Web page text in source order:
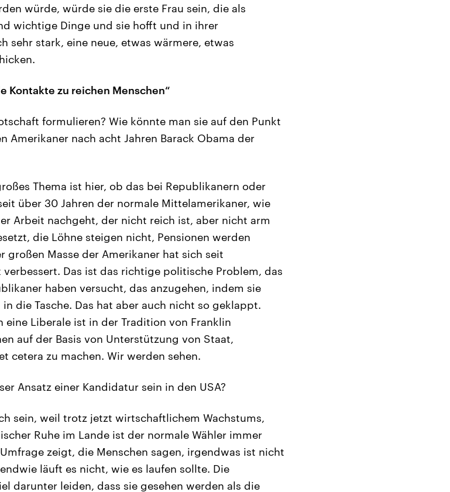
würde, würde sie die erste Frau sein, die als
wichtige Dinge und sie hofft und in ihrer
sehr stark, eine neue, etwas wärmere, etwas
Kontakte zu reichen Menschen“
formulieren? Wie könnte man sie auf den Punkt
Amerikaner nach acht Jahren Barack Obama der
Thema ist hier, ob das bei Republikanern oder
über 30 Jahren der normale Mittelamerikaner, wie
Arbeit nachgeht, der nicht reich ist, aber nicht arm
die Löhne steigen nicht, Pensionen werden
großen Masse der Amerikaner hat sich seit
Das ist das richtige politische Problem, das
haben versucht, das anzugehen, indem sie
die Tasche. Das hat aber auch nicht so geklappt.
Liberale ist in der Tradition von Franklin
auf der Basis von Unterstützung von Staat,
cetera zu machen. Wir werden sehen.
Ansatz einer Kandidatur sein in den USA?
sein, weil trotz jetzt wirtschaftlichem Wachstums,
Ruhe im Lande ist der normale Wähler immer
zeigt, die Menschen sagen, irgendwas ist nicht
läuft es nicht, wie es laufen sollte. Die
darunter leiden, dass sie gesehen werden als die